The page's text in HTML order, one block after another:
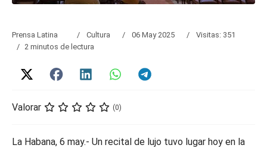
Prensa Latina Cultura 06 May 2025
Visitas: 351
2 minutos de lectura
Valorar (0)
La Habana, 6 may.- Un recital de lujo tuvo lugar hoy en la